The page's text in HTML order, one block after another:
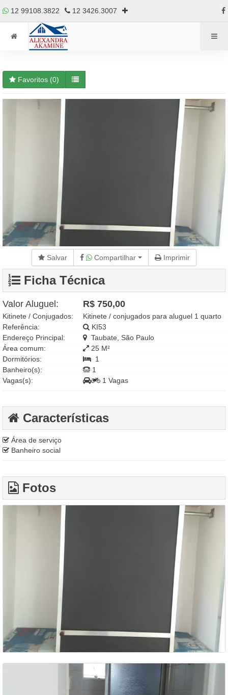
12 99108.3822 12 3426.3007
Favoritos (0)
Salvar Compartilhar Imprimir
Ficha Técnica
Valor Aluguel: R$ 750,00
Kitinete / Conjugados:
Kitinete / conjugados para aluguel 1 quarto
Referência:
KI53
Endereço Principal:
Taubate, São Paulo
Área comum:
25 M²
Dormitórios:
1
Banheiro(s):
1
Vagas(s):
1 Vagas
Características
Área de serviço
Banheiro social
Fotos